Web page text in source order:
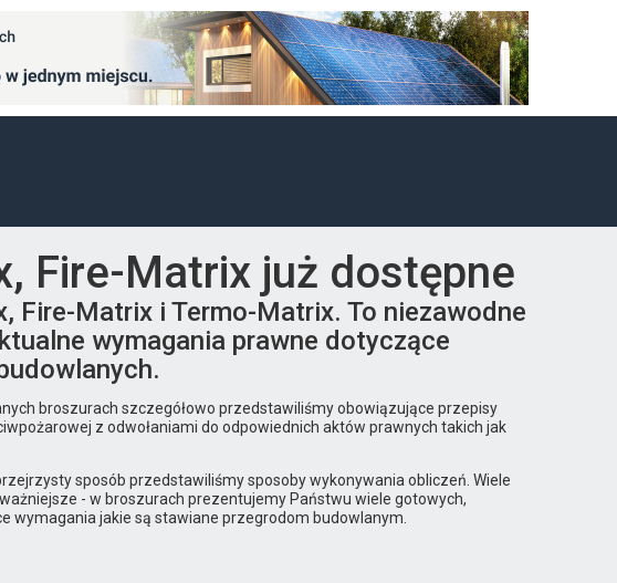
Fire-Matrix już dostępne
Fire-Matrix i Termo-Matrix. To niezawodne
wymagania prawne dotyczące
broszurach szczegółowo przedstawiliśmy obowiązujące przepisy
z odwołaniami do odpowiednich aktów prawnych takich jak
sposób przedstawiliśmy sposoby wykonywania obliczeń. Wiele
- w broszurach prezentujemy Państwu wiele gotowych,
wymagania jakie są stawiane przegrodom budowlanym.